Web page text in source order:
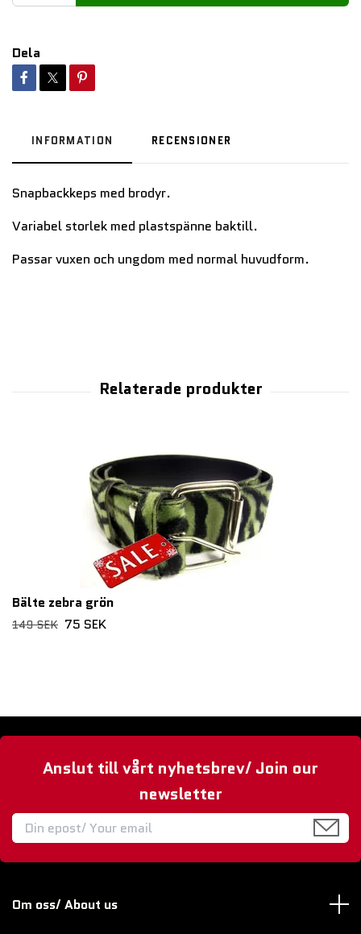
Dela
INFORMATION RECENSIONER
Snapbackkeps med brodyr.
Variabel storlek med plastspänne baktill.
Passar vuxen och ungdom med normal huvudform.
Bälte zebra grön
149 SEK 75 SEK
Anslut till vårt nyhetsbrev/ Join our
newsletter
Om oss/ About us